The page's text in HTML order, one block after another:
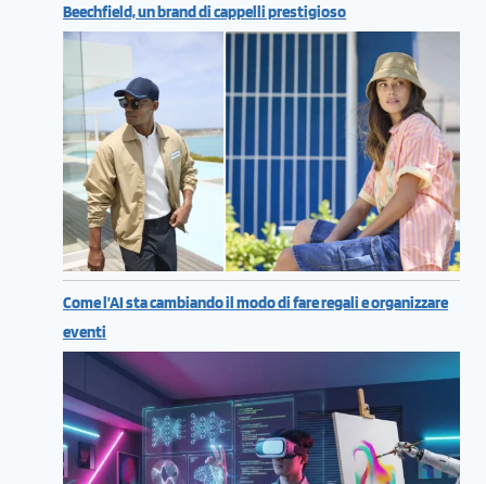
Beechfield, un brand di cappelli prestigioso
Come l’AI sta cambiando il modo di fare regali e organizzare
eventi